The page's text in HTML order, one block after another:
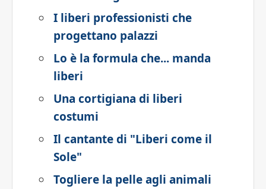
I liberi professionisti che
progettano palazzi
Lo è la formula che... manda
liberi
Una cortigiana di liberi
costumi
Il cantante di "Liberi come il
Sole"
Togliere la pelle agli animali